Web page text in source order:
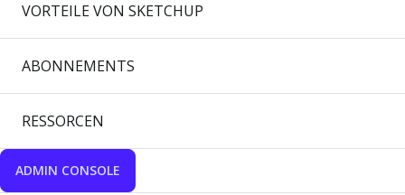
VORTEILE VON SKETCHUP
ABONNEMENTS
RESSORCEN
ADMIN CONSOLE